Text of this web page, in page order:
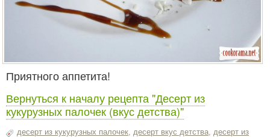
Приятного аппетита!
Вернуться к началу рецепта "Десерт из
кукурузных палочек (вкус детства)"
десерт из кукурузных палочек десерт вкус детства десерт из